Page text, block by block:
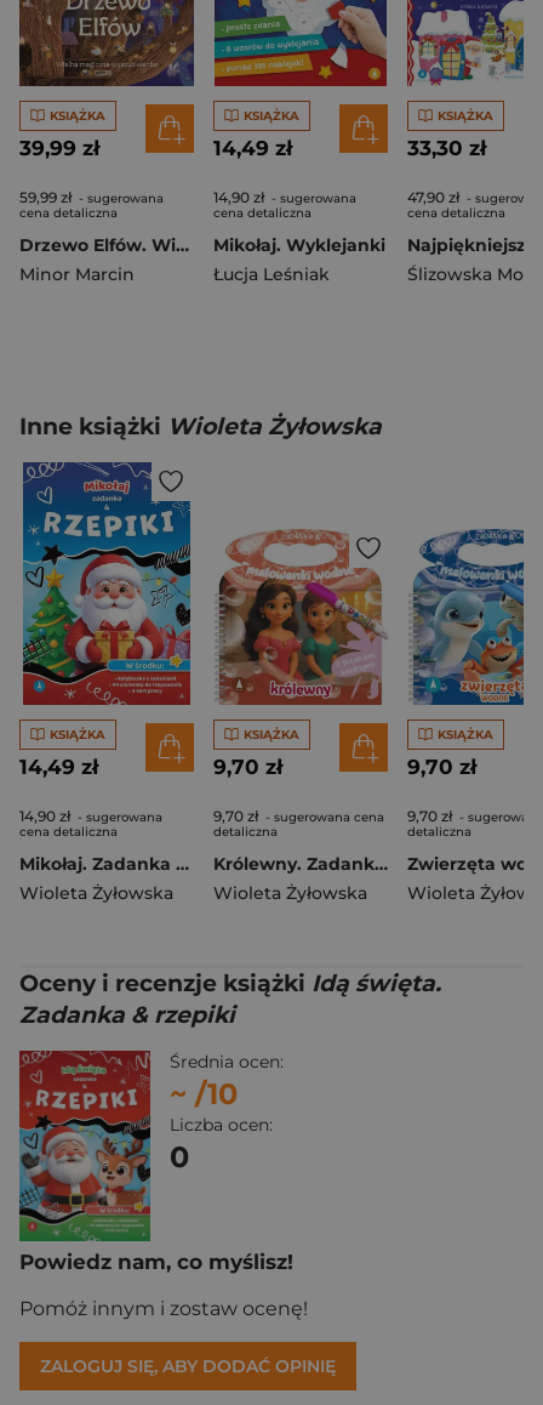
KSIĄŻKA
39,99 zł
59,99 zł - sugerowana
cena detaliczna
Drzewo Elfów. Wielka magiczna wyszukiwanka
Minor Marcin
KSIĄŻKA
14,49 zł
14,90 zł - sugerowana
cena detaliczna
Mikołaj. Wyklejanki
Łucja Leśniak
KSIĄŻKA
33,30 zł
47,90 zł -
cena detaliczna
Ślizowska
Inne książki Wioleta Żyłowska
KSIĄŻKA
14,49 zł
14,90 zł - sugerowana
cena detaliczna
Mikołaj. Zadanka & rzepiki
Wioleta Żyłowska
KSIĄŻKA
9,70 zł
9,70 zł - sugerowana cena
detaliczna
Królewny. Zadanka & malowanki wodne
Wioleta Żyłowska
KSIĄŻKA
9,70 zł
9,70 zł -
detaliczna
Wioleta
Oceny i recenzje książki Idą święta.
Zadanka & rzepiki
Średnia ocen:
~ /10
Liczba ocen:
0
Powiedz nam, co myślisz!
Pomóż innym i zostaw ocenę!
ZALOGUJ SIĘ, ABY DODAĆ OPINIĘ